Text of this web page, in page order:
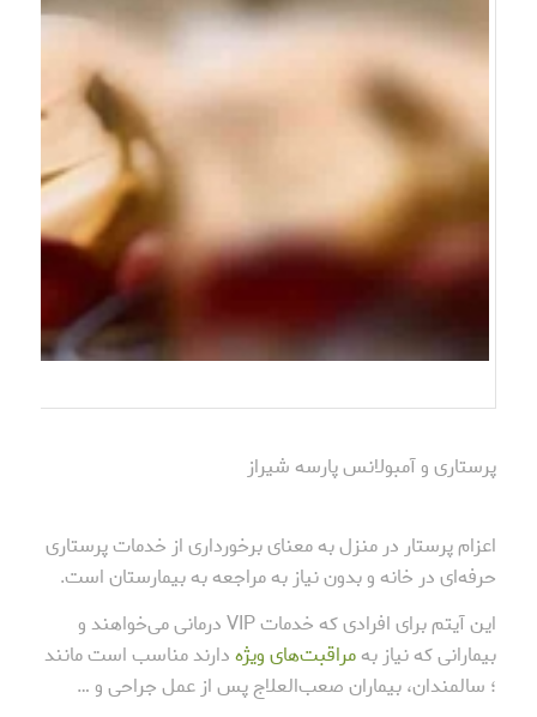
پرستاری و آمبولانس پارسه شیراز
اعزام پرستار در منزل به معنای برخورداری از خدمات پرستاری
حرفه‌ای در خانه و بدون نیاز به مراجعه به بیمارستان است.
این آیتم برای افرادی که خدمات VIP درمانی می‌خواهند و
بیمارانی که نیاز بهمراقبت‌های ویژهدارند مناسب است مانند
؛ سالمندان، بیماران صعب‌العلاج پس از عمل جراحی و …